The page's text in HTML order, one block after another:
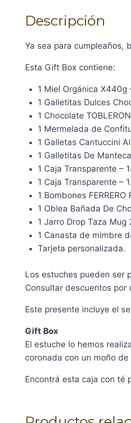
Descripción
Ya sea para cumpleaños,
Esta Gift Box contiene:
1 Miel Orgánica X440g
1 Galletitas Dulces
1 Chocolate
1 Mermelada de
1 Galletas Cantuccini
1 Galletitas De
1 Caja Transparente –
1 Caja Transparente –
1 Bombones FERRERO
1 Oblea Bañada De
1 Jarro Drop Taza Mug
1 Canasta de mimbre
Tarjeta personalizada.
Los estuches pueden ser
Consultar descuentos por
Este presente incluye el
Gift Box
El estuche lo hemos
coronada con un moño
Encontrá esta caja con té